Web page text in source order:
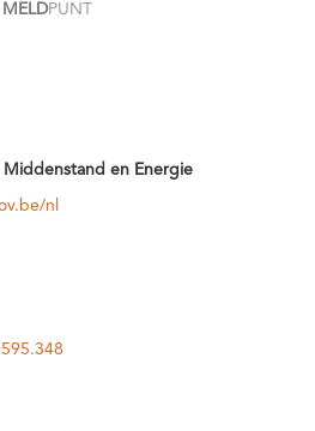
MELDPUNT
Middenstand en Energie
nl